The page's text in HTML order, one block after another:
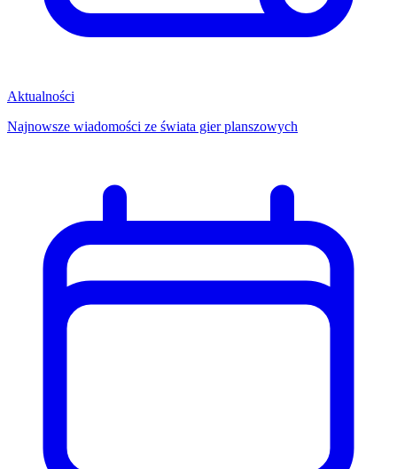
Aktualności
Najnowsze wiadomości ze świata gier planszowych